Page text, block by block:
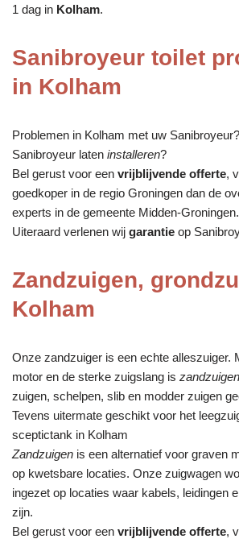
1 dag in Kolham.
Sanibroyeur toilet
in Kolham
Problemen in Kolham met uw
Sanibroyeur laten installeren?
Bel gerust voor een vrijblijvende offerte,
goedkoper in de regio Groningen dan de
experts in de gemeente Midden-Groningen.
Uiteraard verlenen wij garantie op
Zandzuigen,
Kolham
Onze zandzuiger is een echte alleszuiger.
motor en de sterke zuigslang is zandzuigen
zuigen, schelpen, slib en modder zuigen
Tevens uitermate geschikt voor het
sceptictank in Kolham
Zandzuigen is een alternatief voor graven
op kwetsbare locaties. Onze zuigwagen
ingezet op locaties waar kabels, leidingen
zijn.
Bel gerust voor een vrijblijvende offerte,